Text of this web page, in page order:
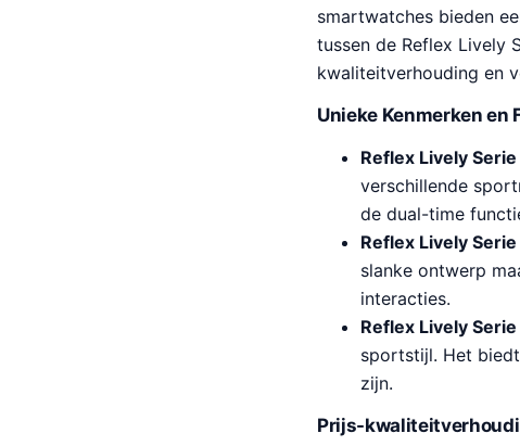
smartwatches bieden
tussen de Reflex Lively
kwaliteitverhouding en
Unieke Kenmerken en
Reflex Lively
verschillende
de dual-time
Reflex Lively
slanke ontwerp
interacties.
Reflex Lively
sportstijl. Het
zijn.
Prijs-